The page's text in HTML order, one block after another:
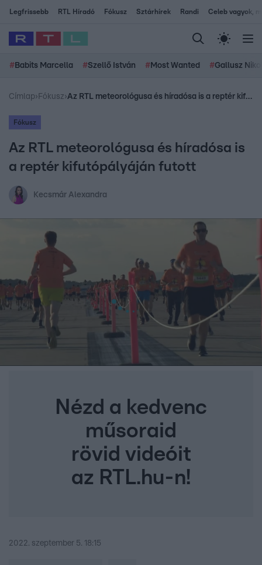
Legfrissebb RTL Híradó Fókusz Sztárhírek Randi Celeb vagyok,
# Babits Marcella #Szellő István # Most Wanted #Gallusz
Címlap› Fókusz› Az RTL meteorológusa és híradósa is a reptér kifutópályáján futott
Fókusz
Az RTL meteorológusa és híradósa is
a reptér kifutópályáján futott
Kecsmár Alexandra
Nézd a kedvenc
műsoraid
rövid videóit
az RTL.hu-n!
2022. szeptember 5. 18:15